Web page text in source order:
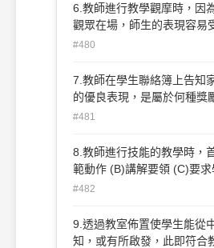
6.教師進行教學觀摩時，因
觀眾在場，師生的表現容易
稱為(A)同理心效應(B)表現
#480
7.教師在學生聯絡簿上告知
的優良表現，是屬於何種獎
(B)代幣性 (C)物質性 (D)社會
#481
8.教師進行技能的教學時，
範動作 (B)講解要領 (C)要求
進行分組競賽。
#482
9.透過教室佈置使學生能從
知，或有所啟發，此即符合